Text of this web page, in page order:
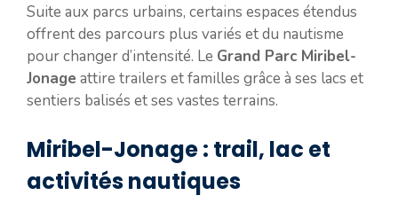
Suite aux parcs urbains, certains espaces étendus
offrent des parcours plus variés et du nautisme
pour changer d’intensité. Le Grand Parc Miribel-
Jonage attire trailers et familles grâce à ses lacs et
sentiers balisés et ses vastes terrains.
Miribel-Jonage : trail, lac et
activités nautiques